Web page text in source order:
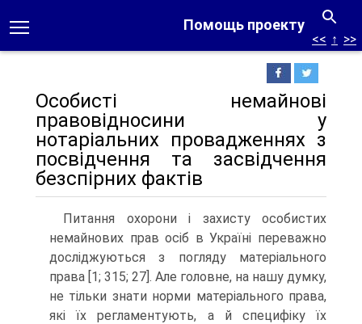
Помощь проекту
<< ↑ >>
Особисті немайнові
правовідносини у
нотаріальних провадженнях з
посвідчення та засвідчення
безспірних фактів
Питання охорони і захисту особистих
немайнових прав осіб в Україні переважно
досліджуються з погляду матеріального
права [1; 315; 27]. Але головне, на нашу думку,
не тільки знати норми матеріального права,
які їх регламентують, а й специфіку їх